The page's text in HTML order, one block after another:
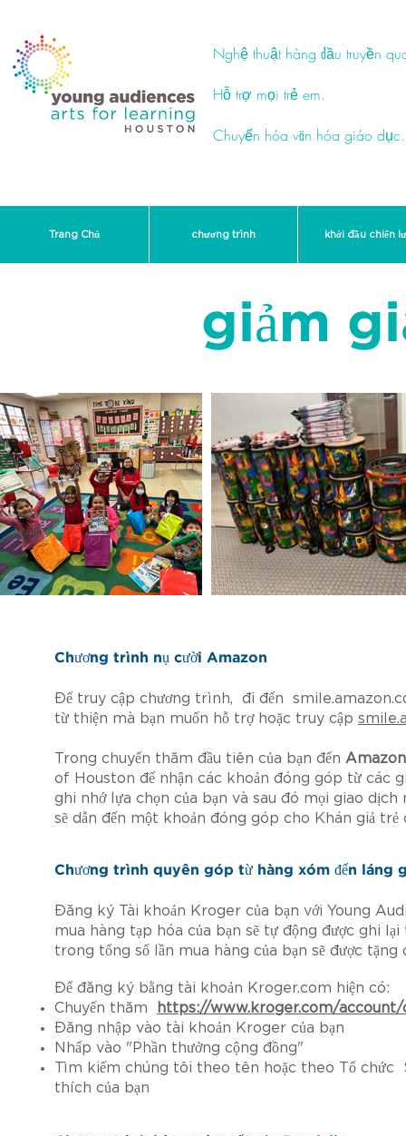
Nghệ thuật hàng đầu truyền
Hỗ trợ mọi trẻ em.
Chuyển hóa văn hóa giáo dục.
Trang Chủ chương trình khởi đầu chiến
giảm
Chương trình nụ cười Amazon
Để truy cập chương trình, đi đến
từ thiện mà bạn muốn hỗ trợ hoặc truy cập
Trong chuyến thăm đầu tiên của bạn đến
of Houston để nhận các khoản đóng góp từ các
ghi nhớ lựa chọn của bạn và sau đó mọi giao
sẽ dẫn đến một khoản đóng góp cho Khán giả trẻ
Chương trình quyên góp từ hàng xóm đến láng
Đăng ký Tài khoản Kroger của bạn với Young
mua hàng tạp hóa của bạn sẽ tự động được ghi
trong tổng số lần mua hàng của bạn sẽ được
Để đăng ký bằng tài khoản Kroger.com hiện có:
Chuyến thăm
https://www.kroger.com/
Đăng nhập vào tài khoản Kroger của bạn
Nhấp vào "Phần thưởng cộng đồng"
Tìm kiếm chúng tôi theo tên hoặc theo Tổ
thích của bạn